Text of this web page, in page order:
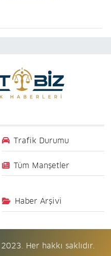
Trafik Durumu
Tüm Manşetler
Haber Arşivi
Her hakkı saklıdır.